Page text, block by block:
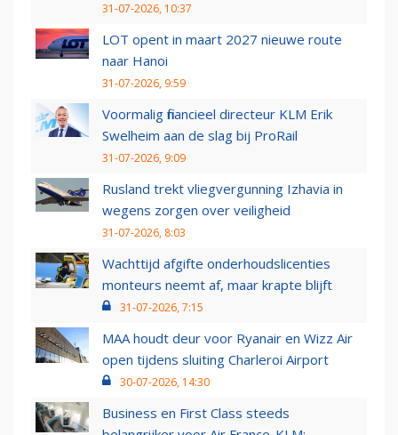
31-07-2026, 10:37
LOT opent in maart 2027 nieuwe route
naar Hanoi
31-07-2026, 9:59
Voormalig financieel directeur KLM Erik
Swelheim aan de slag bij ProRail
31-07-2026, 9:09
Rusland trekt vliegvergunning Izhavia in
wegens zorgen over veiligheid
31-07-2026, 8:03
Wachttijd afgifte onderhoudslicenties
monteurs neemt af, maar krapte blijft
31-07-2026, 7:15
MAA houdt deur voor Ryanair en Wizz Air
open tijdens sluiting Charleroi Airport
30-07-2026, 14:30
Business en First Class steeds